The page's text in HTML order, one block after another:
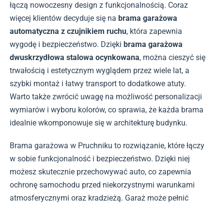
łączą nowoczesny design z funkcjonalnością. Coraz
więcej klientów decyduje się na brama garażowa
automatyczna z czujnikiem ruchu, która zapewnia
wygodę i bezpieczeństwo. Dzięki brama garażowa
dwuskrzydłowa stalowa ocynkowana, można cieszyć się
trwałością i estetycznym wyglądem przez wiele lat, a
szybki montaż i łatwy transport to dodatkowe atuty.
Warto także zwrócić uwagę na możliwość personalizacji
wymiarów i wyboru kolorów, co sprawia, że każda brama
idealnie wkomponowuje się w architekturę budynku.
Brama garażowa w Pruchniku to rozwiązanie, które łączy
w sobie funkcjonalność i bezpieczeństwo. Dzięki niej
możesz skutecznie przechowywać auto, co zapewnia
ochronę samochodu przed niekorzystnymi warunkami
atmosferycznymi oraz kradzieżą. Garaż może pełnić